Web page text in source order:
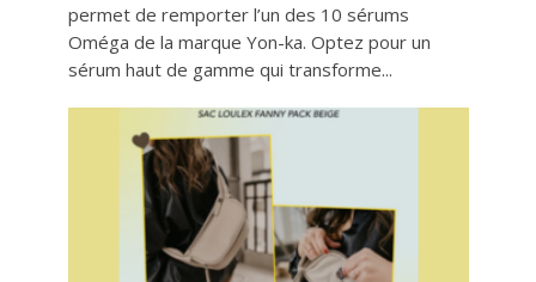
permet de remporter l’un des 10 sérums
Oméga de la marque Yon-ka. Optez pour un
sérum haut de gamme qui transforme...